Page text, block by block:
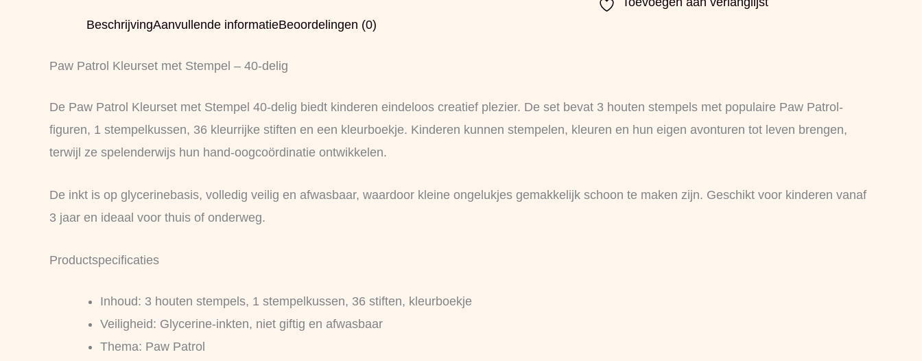
BeschrijvingAanvullende informatieBeoordelingen (0)
Paw Patrol Kleurset met Stempel – 40-delig
De Paw Patrol Kleurset met Stempel 40-delig biedt kinderen eindeloos creatief plezier. De set bevat 3 houten stempels met populaire Paw Patrol-
figuren, 1 stempelkussen, 36 kleurrijke stiften en een kleurboekje. Kinderen kunnen stempelen, kleuren en hun eigen avonturen tot leven brengen,
terwijl ze spelenderwijs hun hand-oogcoördinatie ontwikkelen.
De inkt is op glycerinebasis, volledig veilig en afwasbaar, waardoor kleine ongelukjes gemakkelijk schoon te maken zijn. Geschikt voor kinderen vanaf
3 jaar en ideaal voor thuis of onderweg.
Productspecificaties
Inhoud: 3 houten stempels, 1 stempelkussen, 36 stiften, kleurboekje
Veiligheid: Glycerine-inkten, niet giftig en afwasbaar
Thema: Paw Patrol